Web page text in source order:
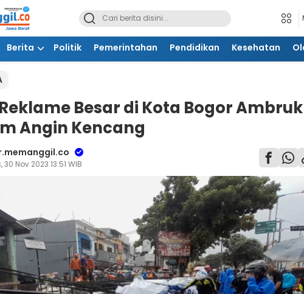
Berita Politik Pemerintahan Pendidikan Kesehatan
Besar di Kota Bogor
Angin Kencang
30 Nov 2023 13:51 WIB